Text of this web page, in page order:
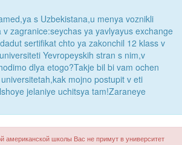
s Uzbekistana,u menya voznikli
zagranice:seychas ya yavlyayus exchange
sertifikat chto ya zakonchil 12 klass v
Yevropeyskih stran s nim,v
dlya etogo?Takje bil bi vam ochen
mojno postupit v eti
jelaniye uchitsya tam!Zaraneye
американской школы Вас не примут в университет